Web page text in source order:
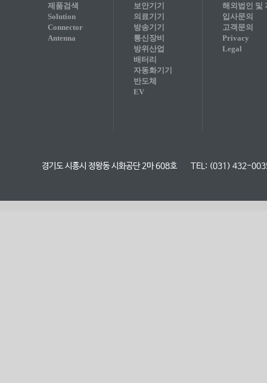
제품검색
Solution
Connector
Antenna
보안기기
의료기기
방송기기
통신장비
방위산업
배터리
자동화기기
반도체
EV
해외법인 및
입사문의
고객문의
Privacy
Legal
경기도 시흥시 정왕동 시화공단 2마 608호 TEL: (031) 432-